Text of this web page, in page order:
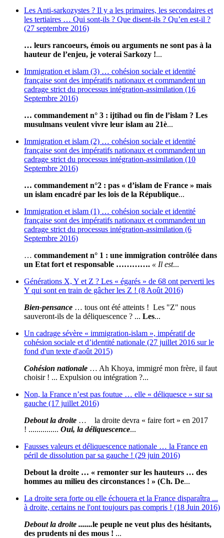
Les Anti-sarkozystes ? Il y a les primaires, les secondaires et
les tertiaires … Qui sont-ils ? Que disent-ils ? Qu’en est-il ?
(27 septembre 2016)
… leurs rancoeurs, émois ou arguments ne sont pas à la
hauteur de l’enjeu, je voterai Sarkozy !...
Immigration et islam (3) … cohésion sociale et identité
française sont des impératifs nationaux et commandent un
cadrage strict du processus intégration-assimilation (16
Septembre 2016)
… commandement n° 3 : ijtihad ou fin de l’islam ? Les
musulmans veulent vivre leur islam au 21è...
Immigration et islam (2) … cohésion sociale et identité
française sont des impératifs nationaux et commandent un
cadrage strict du processus intégration-assimilation (10
Septembre 2016)
… commandement n°2 : pas « d’islam de France » mais
un islam encadré par les lois de la République...
Immigration et islam (1) … cohésion sociale et identité
française sont des impératifs nationaux et commandent un
cadrage strict du processus intégration-assimilation (6
Septembre 2016)
… commandement n° 1 : une immigration contrôlée dans
un Etat fort et responsable …………. « Il est...
Générations X, Y et Z ? Les « égarés » de 68 ont perverti les
Y qui sont en train de gâcher les Z ! (8 Août 2016)
Bien-pensance … tous ont été atteints ! Les "Z" nous
sauveront-ils de la déliquescence ? ... Les...
Un cadrage sévère « immigration-islam », impératif de
cohésion sociale et d’identité nationale (27 juillet 2016 sur le
fond d'un texte d'août 2015)
Cohésion nationale … Ah Khoya, immigré mon frère, il faut
choisir ! ... Expulsion ou intégration ?...
Non, la France n’est pas foutue … elle « déliquesce » sur sa
gauche (17 juillet 2016)
Debout la droite … la droite devra « faire fort » en 2017
! ............... Oui, la déliquescence...
Fausses valeurs et déliquescence nationale … la France en
péril de dissolution par sa gauche ! (29 juin 2016)
Debout la droite … « remonter sur les hauteurs … des
hommes au milieu des circonstances ! » (Ch. De...
La droite sera forte ou elle échouera et la France disparaîtra ...
à droite, certains ne l'ont toujours pas compris ! (18 Juin 2016)
Debout la droite .......le peuple ne veut plus des hésitants,
des prudents ni des mous ! ...